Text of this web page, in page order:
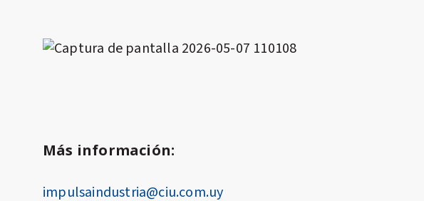
Más información:
impulsaindustria@ciu.com.uy